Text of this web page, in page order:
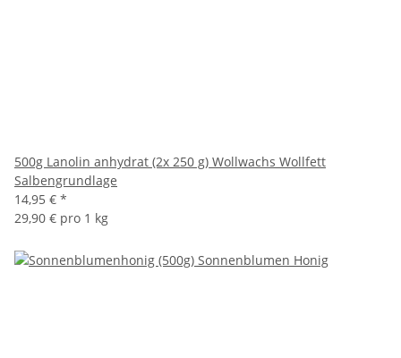
500g Lanolin anhydrat (2x 250 g) Wollwachs Wollfett
Salbengrundlage
14,95 € *
29,90 € pro 1 kg